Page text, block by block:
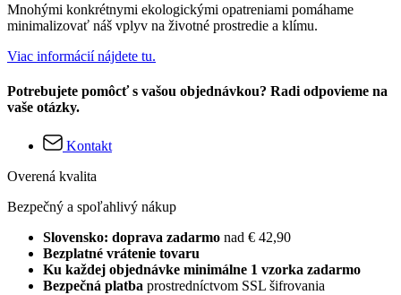
Mnohými konkrétnymi ekologickými opatreniami pomáhame
minimalizovať náš vplyv na životné prostredie a klímu.
Viac informácií nájdete tu.
Potrebujete pomôcť s vašou objednávkou? Radi odpovieme na
vaše otázky.
Kontakt
Overená kvalita
Bezpečný a spoľahlivý nákup
Slovensko: doprava zadarmo nad € 42,90
Bezplatné vrátenie tovaru
Ku každej objednávke minimálne 1 vzorka zadarmo
Bezpečná platba prostredníctvom SSL šifrovania